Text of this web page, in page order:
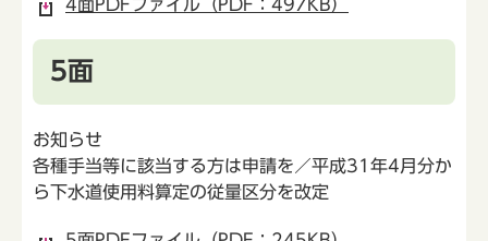
4面PDFファイル（PDF：497KB）
5面
お知らせ
各種手当等に該当する方は申請を／平成31年4月分か
ら下水道使用料算定の従量区分を改定